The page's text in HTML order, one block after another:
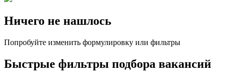
Ничего не нашлось
Попробуйте изменить формулировку или фильтры
Быстрые фильтры подбора вакансий